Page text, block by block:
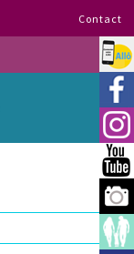
Contact
Allo